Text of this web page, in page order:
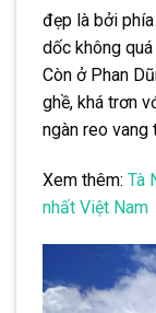
đẹp là bởi
dốc không
Còn ở Phan
ghề, khá trơn
ngàn reo vang
Xem thêm: Tà
nhất Việt Nam